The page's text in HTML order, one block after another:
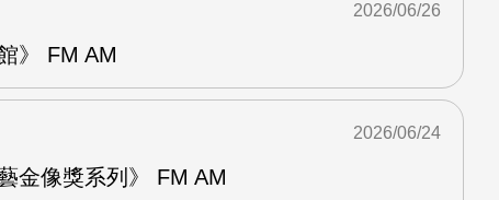
》 FM AM
2026/06/26
金像獎系列》 FM AM
2026/06/24